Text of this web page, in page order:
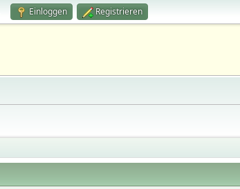
Einloggen Registrieren